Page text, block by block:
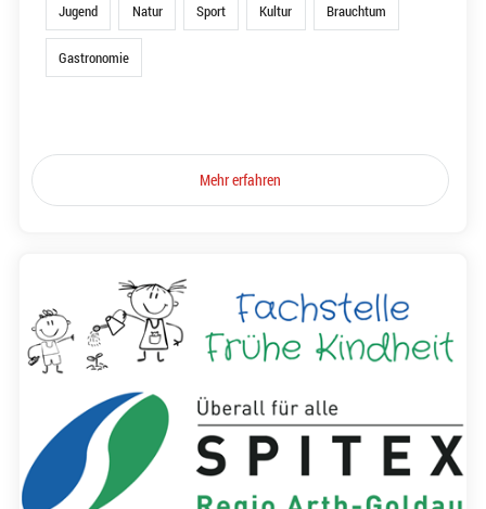
Jugend Natur Sport Kultur Brauchtum
Gastronomie
Mehr erfahren